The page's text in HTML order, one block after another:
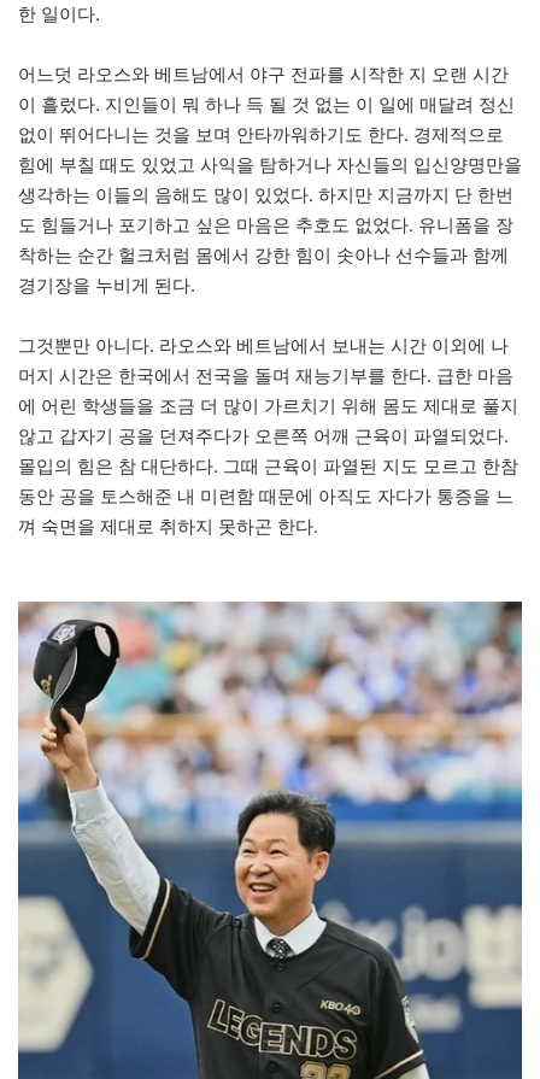
한 일이다.
어느덧 라오스와 베트남에서 야구 전파를 시작한 지 오랜 시간
이 흘렀다. 지인들이 뭐 하나 득 될 것 없는 이 일에 매달려 정신
없이 뛰어다니는 것을 보며 안타까워하기도 한다. 경제적으로
힘에 부칠 때도 있었고 사익을 탐하거나 자신들의 입신양명만을
생각하는 이들의 음해도 많이 있었다. 하지만 지금까지 단 한번
도 힘들거나 포기하고 싶은 마음은 추호도 없었다. 유니폼을 장
착하는 순간 헐크처럼 몸에서 강한 힘이 솟아나 선수들과 함께
경기장을 누비게 된다.
그것뿐만 아니다. 라오스와 베트남에서 보내는 시간 이외에 나
머지 시간은 한국에서 전국을 돌며 재능기부를 한다. 급한 마음
에 어린 학생들을 조금 더 많이 가르치기 위해 몸도 제대로 풀지
않고 갑자기 공을 던져주다가 오른쪽 어깨 근육이 파열되었다.
몰입의 힘은 참 대단하다. 그때 근육이 파열된 지도 모르고 한참
동안 공을 토스해준 내 미련함 때문에 아직도 자다가 통증을 느
껴 숙면을 제대로 취하지 못하곤 한다.